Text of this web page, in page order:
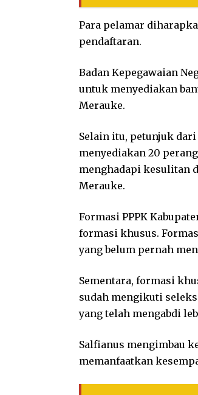
Para pelamar
pendaftaran.
Badan Kepegawaian
untuk menyediakan
Merauke.
Selain itu, petunjuk
menyediakan 20
menghadapi kesulitan
Merauke.
Formasi PPPK
formasi khusus.
yang belum pernah
Sementara, formasi
sudah mengikuti
yang telah mengabdi
Salfianus mengimbau
memanfaatkan